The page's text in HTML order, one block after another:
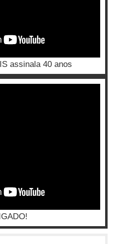
assinala 40 anos